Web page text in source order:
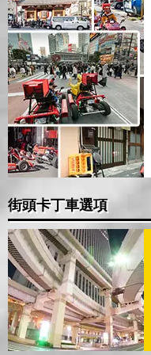
街頭卡丁車選項